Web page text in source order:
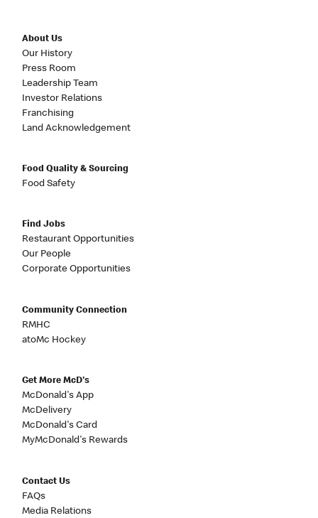
About Us
Our History
Press Room
Leadership Team
Investor Relations
Franchising
Land Acknowledgement
Food Quality & Sourcing
Food Safety
Find Jobs
Restaurant Opportunities
Our People
Corporate Opportunities
Community Connection
RMHC
atoMc Hockey
Get More McD's
McDonald's App
McDelivery
McDonald's Card
MyMcDonald's Rewards
Contact Us
FAQs
Media Relations